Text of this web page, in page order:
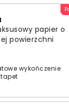
papier o
powierzchni
wykończenie